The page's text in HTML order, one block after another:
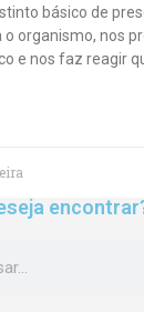
básico de
o organismo, nos
e nos faz reagir